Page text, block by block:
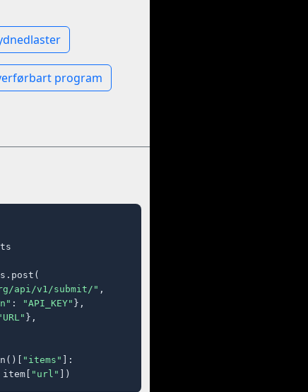
program
api/v1/submit/" ,
: "API_KEY" },
},
"items" ]:
"url" ])